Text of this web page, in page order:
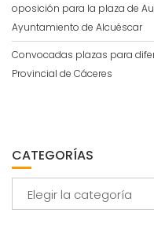
oposición para la plaza de
Ayuntamiento de Alcuéscar
Convocadas plazas para
Provincial de Cáceres
CATEGORÍAS